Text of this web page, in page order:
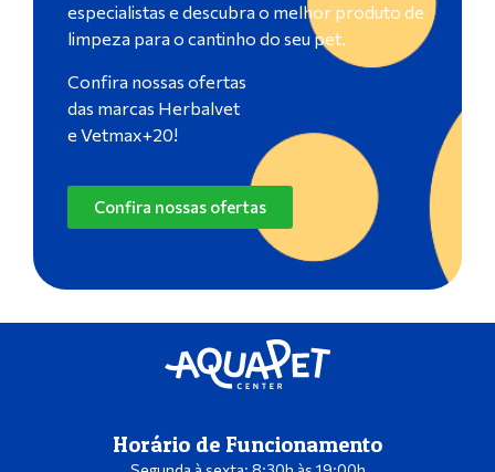
especialistas e descubra o melhor produto de
limpeza para o cantinho do seu pet.
Confira nossas ofertas
das marcas Herbalvet
e Vetmax+20!
Confira nossas ofertas
Horário de Funcionamento